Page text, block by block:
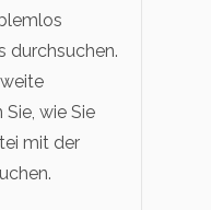
durchsuchen.
wie Sie
mit der